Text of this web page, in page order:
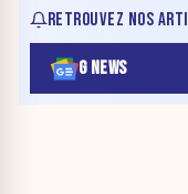
RETROUVEZ NOS
G NEWS